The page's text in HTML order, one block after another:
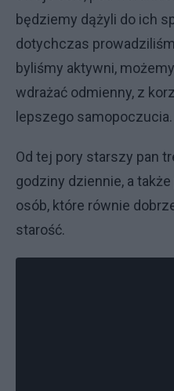
będziemy dążyli do ich
dotychczas
byliśmy aktywni,
wdrażać odmienny, z
lepszego samopoczucia.
Od tej pory starszy pan
godziny dziennie, a
osób, które równie
starość.